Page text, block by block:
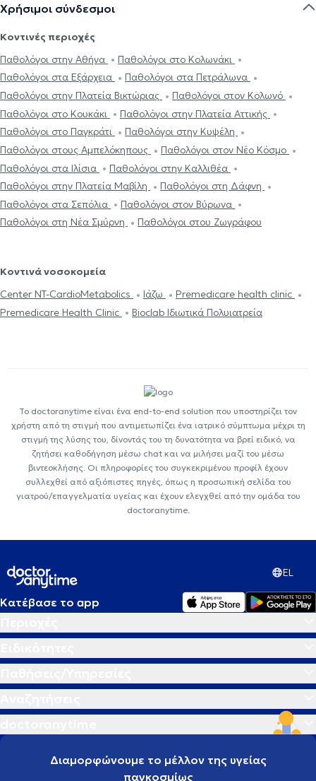
Χρήσιμοι σύνδεσμοι
Κοντινές περιοχές
Παθολόγοι στην Αθήνα
Παθολόγοι στο Κολωνάκι
Παθολόγοι στα Εξάρχεια
Παθολόγοι στα Πετράλωνα
Παθολόγοι στην Πλατεία Βικτώριας
Παθολόγοι στον Κολωνό
Παθολόγοι στο Κουκάκι
Παθολόγοι στην Πλατεία Αττικής
Παθολόγοι στο Παγκράτι
Παθολόγοι στην Κυψέλη
Παθολόγοι στους Αμπελόκηπους
Παθολόγοι στον Νέο Κόσμο
Παθολόγοι στα Ιλίσια
Παθολόγοι στην Καλλιθέα
Παθολόγοι στην Πλατεία Μαβίλη
Παθολόγοι στη Δάφνη
Παθολόγοι στα Σεπόλια
Παθολόγοι στον Βύρωνα
Παθολόγοι στη Νέα Σμύρνη
Παθολόγοι στου Ζωγράφου
Κοντινά νοσοκομεία
Center NT-CardioMetabolics
Ιάζω
Premedicare health clinic
Premedicare Health Clinic
Bioclab Ιδιωτικά Πολυιατρεία
Το doctoranytime είναι ένα end-to-end solution που υποστηρίζει τον
χρήστη από τη στιγμή που αντιμετωπίζει ένα ιατρικό σύμπτωμα μέχρι τη
στιγμή της λύσης του, δίνοντάς του τη δυνατότητα να βρεί ειδικό, να
ζητήσει καθοδήγηση μέσω chat και να μιλήσει μαζί του μέσω
βιντεοκλήσης. Οι πληροφορίες του συγκεκριμένου προφίλ έχουν
συλλεχθεί από αξιόπιστες πηγές, όπως η προσωπική σελίδα του
γιατρού/επαγγελματία υγείας και έχουν ελεγχθεί από την ομάδα του
doctoranytime.
EL
Κατέβασε το app
Διαμορφώνουμε το μέλλον της υγείας
παγκοσμίως